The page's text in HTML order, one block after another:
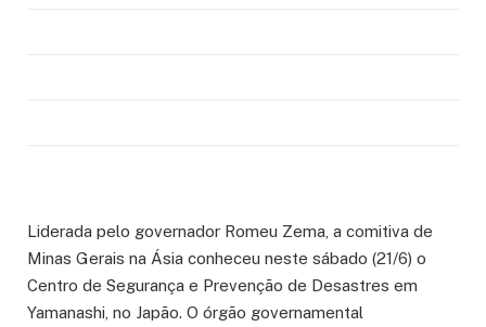
Liderada pelo governador Romeu Zema, a comitiva de
Minas Gerais na Ásia conheceu neste sábado (21/6) o
Centro de Segurança e Prevenção de Desastres em
Yamanashi, no Japão. O órgão governamental